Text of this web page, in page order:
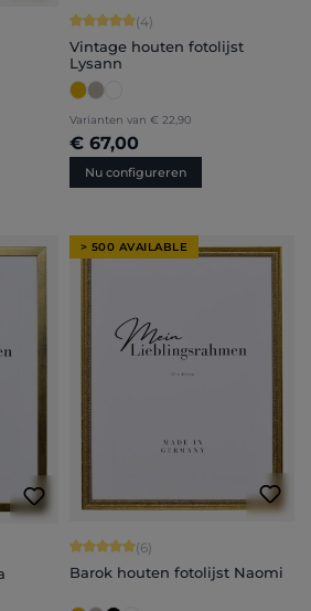
4.71 van 5 sterren
Gemiddelde waardering van 5 van 5
(4)
Vintage houten fotolijst
Lysann
Varianten van € 22,90
€ 67,00
Nu configureren
4.8 van 5 sterren
> 500 AVAILABLE
Gemiddelde waardering van 5 van 5
(6)
Barok houten fotolijst Naomi